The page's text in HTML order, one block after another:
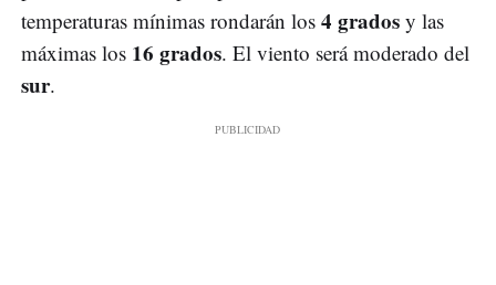
temperaturas mínimas rondarán los 4 grados y las
máximas los 16 grados. El viento será moderado del
sur.